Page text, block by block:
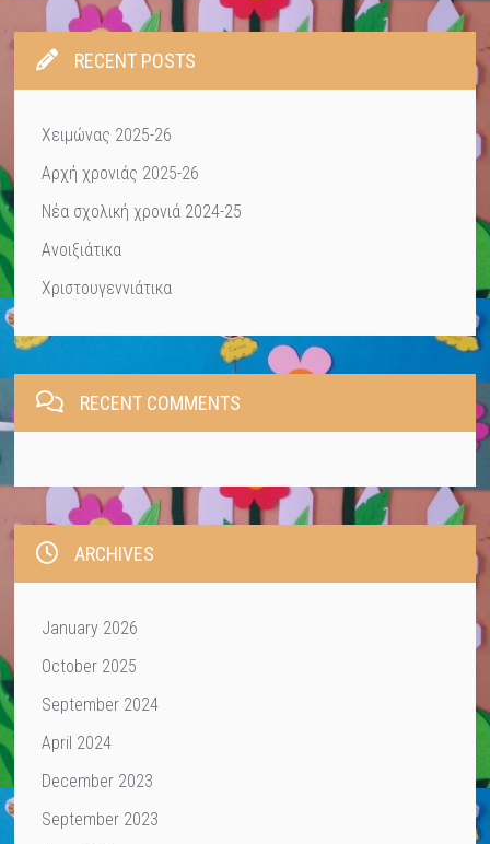
RECENT POSTS
Χειμώνας 2025-26
Αρχή χρονιάς 2025-26
Νέα σχολική χρονιά 2024-25
Ανοιξιάτικα
Χριστουγεννιάτικα
RECENT COMMENTS
ARCHIVES
January 2026
October 2025
September 2024
April 2024
December 2023
September 2023